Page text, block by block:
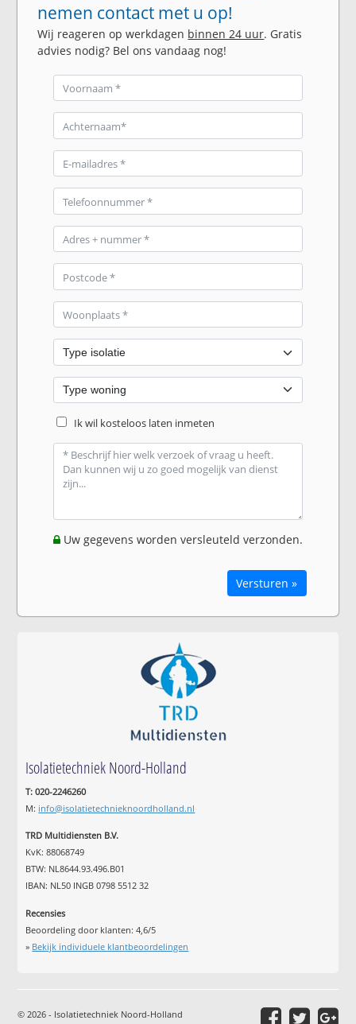
nemen contact met u op!
Wij reageren op werkdagen binnen 24 uur. Gratis
advies nodig? Bel ons vandaag nog!
Ik wil kosteloos laten inmeten
Uw gegevens worden versleuteld verzonden.
Versturen »
Isolatietechniek Noord-Holland
T: 020-2246260
M: info@isolatietechnieknoordholland.nl
TRD Multidiensten B.V.
KvK: 88068749
BTW: NL8644.93.496.B01
IBAN: NL50 INGB 0798 5512 32
Recensies
Beoordeling door klanten:4,6/5
» Bekijk individuele klantbeoordelingen
© 2026 - Isolatietechniek Noord-Holland